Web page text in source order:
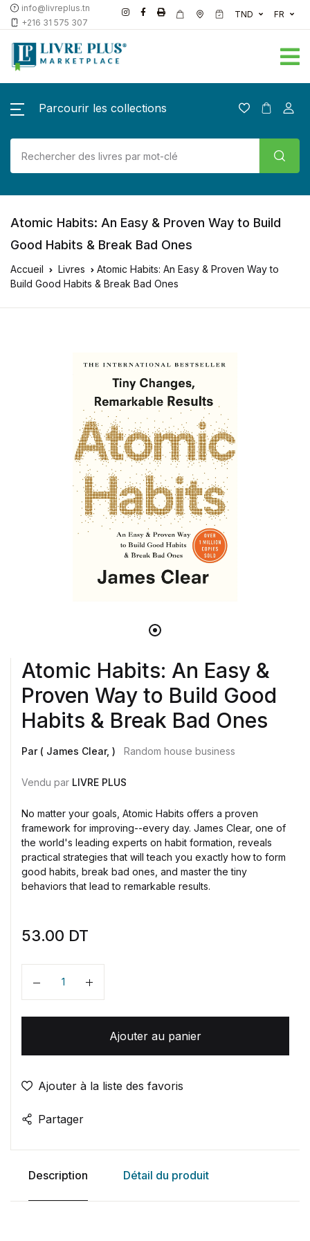
info@livreplus.tn
+216 31 575 307
TND FR
Parcourir les collections
Atomic Habits: An Easy & Proven Way to Build
Good Habits & Break Bad Ones
Accueil Livres
Atomic Habits: An Easy & Proven Way to
Build Good Habits & Break Bad Ones
Atomic Habits: An Easy &
Proven Way to Build Good
Habits & Break Bad Ones
Par ( James Clear, ) Random house business
Vendu par LIVRE PLUS
No matter your goals, Atomic Habits offers a proven
framework for improving--every day. James Clear, one of
the world's leading experts on habit formation, reveals
practical strategies that will teach you exactly how to form
good habits, break bad ones, and master the tiny
behaviors that lead to remarkable results.
53.00 DT
Quantité
Ajouter au panier
Ajouter à la liste des favoris
Partager
Description Détail du produit